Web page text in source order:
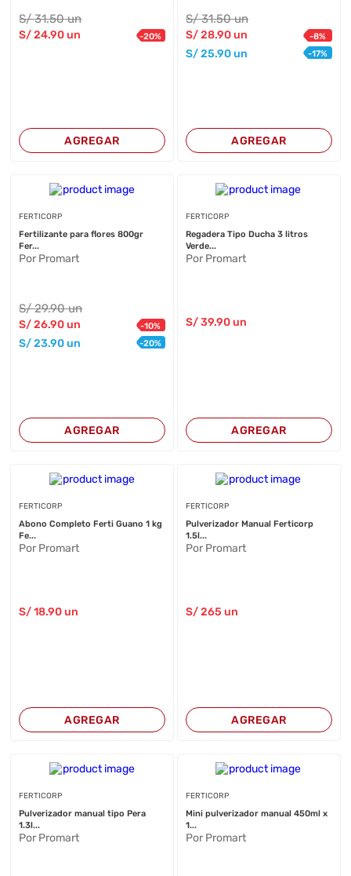
S/31.50 un
S/24.90 un -20%
AGREGAR
S/31.50 un
S/28.90un -8%
S/25.90un -17%
AGREGAR
FERTICORP
Fertilizante para flores 800gr
Fer...
Por Promart
S/29.90 un
S/26.90 un -10%
S/23.90 un -20%
AGREGAR
FERTICORP
Regadera Tipo Ducha 3 litros
Verde...
Por Promart
S/39.90un
AGREGAR
FERTICORP
Abono Completo Ferti Guano 1 kg
Fe...
Por Promart
S/18.90 un
AGREGAR
FERTICORP
Pulverizador Manual Ferticorp
1.5l...
Por Promart
S/265 un
AGREGAR
FERTICORP
Pulverizador manual tipo Pera
1.3l...
Por Promart
FERTICORP
Mini pulverizador manual 450ml x
1...
Por Promart